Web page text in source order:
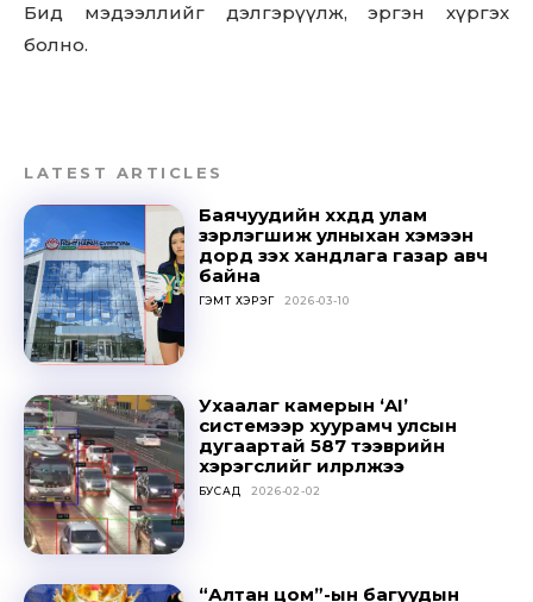
Don't miss
out!
Sing up for our newsletter
SUBSCRIBE
Бид мэдээллийг дэлгэрүүлж, эргэн хүргэх
болно.
LATEST ARTICLES
Баячуудийн хүүхдүүд улам
зэрлэгшиж улныхан хэмээн
дорд үзэх хандлага газар авч
байна
ГЭМТ ХЭРЭГ 2026-03-10
Ухаалаг камерын ‘AI’
системээр хуурамч улсын
дугаартай 587 тээврийн
хэрэгслийг илрүүлжээ
БУСАД 2026-02-02
“Алтан цом”-ын багуудын